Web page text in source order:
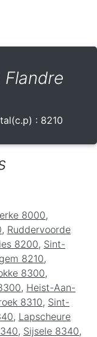
: 8210
8000,
, Ruddervoorde
8200, Sint-
8210,
8300,
, Heist-Aan-
8310, Sint-
, Lapscheure
, Sijsele 8340,